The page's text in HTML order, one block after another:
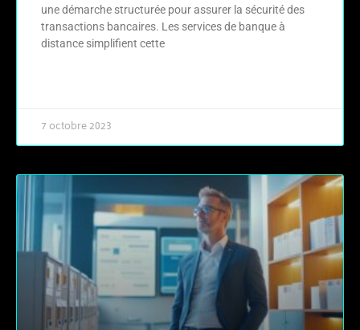
une démarche structurée pour assurer la sécurité des
transactions bancaires. Les services de banque à
distance simplifient cette
7 octobre 2023